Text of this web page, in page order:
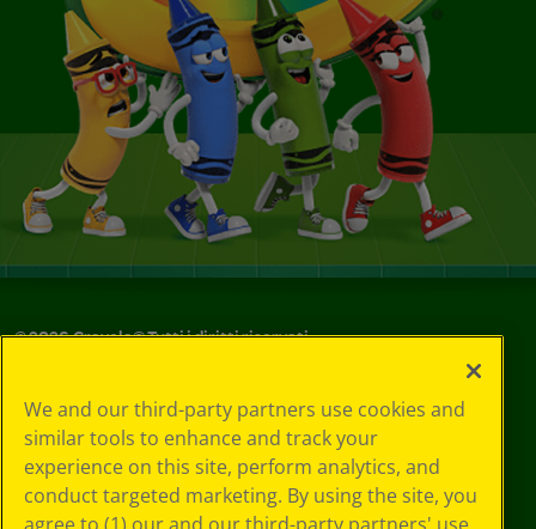
©2026Crayola® Tutti i diritti riservati.
in materia di
privacy
Informativa sulla
privacy
Termini SMS
We and our third-party partners use cookies and
similar tools to enhance and track your
experience on this site, perform analytics, and
conduct targeted marketing. By using the site, you